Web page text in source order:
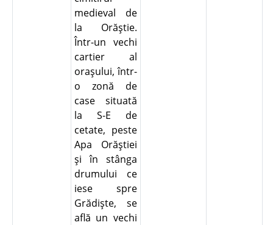
medieval de
la Orăştie.
Într-un vechi
cartier al
oraşului, într-
o zonă de
case situată
la S-E de
cetate, peste
Apa Orăştiei
şi în stânga
drumului ce
iese spre
Grădişte, se
află un vechi